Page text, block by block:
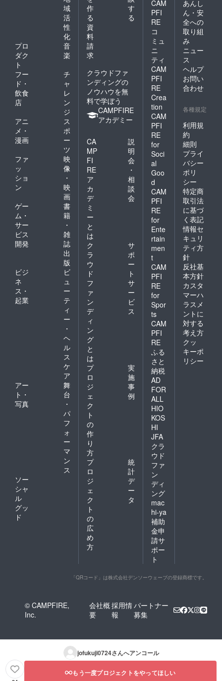
員：先
着30名
交通
費は自
己負担
でお願
いいた
しま
す。宿
泊は山
荘梶ケ
森宿泊
はリ
ターン
に含ま
れま
す。
いたし
ます。
・落慶
法要招
待状
（ご案
内は落
慶法要
の日が
決定次
第お届
けいた
す）
日程：
2024年
5月頃
場
所：定
福寺講
堂 定
員：先
着30名
交通
費は自
己負担
でお願
いいた
しま
す。宿
泊は山
荘梶ケ
森宿泊
の場合
はリ
ターン
に含ま
す。 ・
研修・
講習会
（50名
以下・
出張
可） ・
研修・
ます。
なりま
す。ま
の場合
礼・交
通費・
文化財
（本）
・境内
に石柱
を建立
＊支援
時、建
立の有
無、掲
載のお
名前の
ご希望
欄にご
記入く
ださ
い。お
名前は
15文字
以内で
お願い
いたし
ます。
・落慶
法要招
待状
（ご案
内は落
慶法要
の日が
決定次
第お届
けいた
す）
日程：
2024年
5月頃
場
所：定
福寺講
堂 定
員：先
着30名
交通
費は自
回）
れま
す。交
担でお
す。滞
在は山
域
活
性
化
プロ
ダク
ト
音
楽
フー
ド・
飲食
店
チ
ャ
レ
ン
ジ
アニ
メ・
漫画
ス
ポ
ー
ツ
ファ
ッ
ショ
ン
映
像
・
映
画
ゲー
ム・
サー
ビス
開発
書
籍
・
雑
誌
出
版
ビジ
ネ
ス・
起業
ビ
ュ
ー
テ
ィ
ー
・
ヘ
ル
ス
ケ
ア
アー
ト・
写真
舞
台
・
パ
フ
ォ
ー
マ
ン
ス
ソー
シャ
ル
グッ
ド
作
る
す
る
資
料
請
求
クラウドファ
ンディングの
ノウハウを無
料で学ぼう
CAMPFIRE
アカデミー
CA
MP
FI
RE
ア
カ
デ
ミ
ー
と
は
説
明
会
・
相
談
会
ク
ラ
ウ
ド
フ
ァ
ン
デ
ィ
ン
グ
と
は
サ
ポ
ー
ト
サ
ー
ビ
ス
プ
ロ
ジ
ェ
ク
ト
の
作
り
方
実
施
事
例
プ
ロ
ジ
ェ
ク
ト
の
広
め
方
統
計
デ
ー
タ
CAM
PFI
RE
コ
ミュ
ニ
ティ
CAM
PFI
RE
Crea
tion
CAM
PFI
RE
for
Soci
al
Goo
d
CAM
PFI
RE
for
Ente
rtain
men
t
CAM
PFI
RE
for
Spor
ts
CAM
PFI
RE
ふる
さと
納税
AD
FOR
ALL
HIO
KOS
HI
JFA
クラ
ウド
ファ
ン
ディ
ング
mac
hi-ya
補助
金申
請サ
ポー
ト
あんし
ん・安
全への
取り組
み
ニュー
ス
ヘルプ
お問い
合わせ
各種規定
利用規
約
細則
プライ
バシー
ポリ
シー
特定商
取引法
に基づ
く表記
情報セ
キュリ
ティ方
針
反社基
本方針
カスタ
マーハ
ラスメ
ントに
対する
考え方
クッ
キーポ
リシー
「QRコード」は株式会社デンソーウェーブの登録商標です。
© CAMPFIRE,
Inc.
会社概
要
採用情
報
パートナー
募集
jofukuji0724さんへアンコール
もう一度プロジェクトをやってほしい